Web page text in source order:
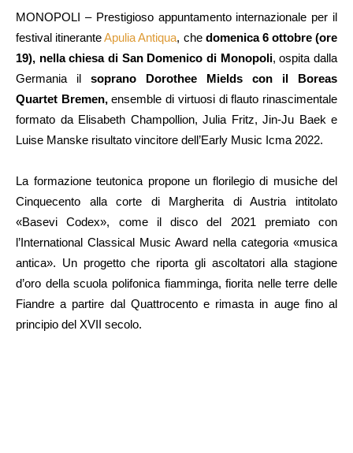
MONOPOLI – Prestigioso appuntamento internazionale per il
festival itineranteApulia Antiqua, che domenica 6 ottobre (ore
19), nella chiesa di San Domenico di Monopoli, ospita dalla
Germania il soprano Dorothee Mields con il Boreas
Quartet Bremen,ensemble di virtuosi di flauto rinascimentale
formato da Elisabeth Champollion, Julia Fritz, Jin-Ju Baek e
Luise Manske risultato vincitore dell’Early Music Icma 2022.
La formazione teutonica propone un florilegio di musiche del
Cinquecento alla corte di Margherita di Austria intitolato
«Basevi Codex», come il disco del 2021 premiato con
l’International Classical Music Award nella categoria «musica
antica». Un progetto che riporta gli ascoltatori alla stagione
d’oro della scuola polifonica fiamminga, fiorita nelle terre delle
Fiandre a partire dal Quattrocento e rimasta in auge fino al
principio del XVII secolo.